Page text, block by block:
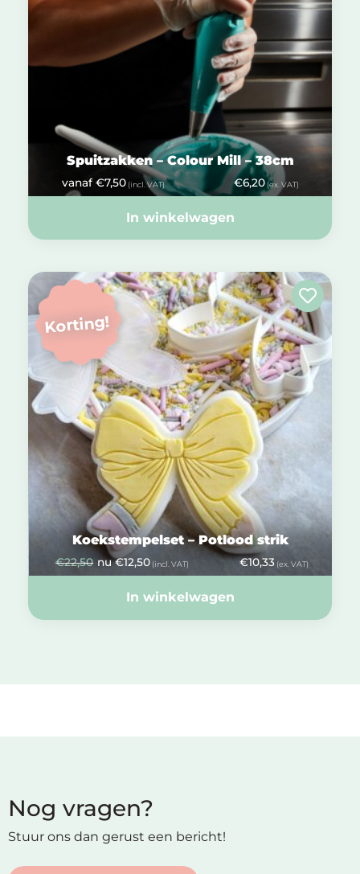
Spuitzakken – Colour Mill – 38cm
vanaf €7,50 (incl. VAT) €6,20 (ex. VAT)
In winkelwagen
Korting!
Koekstempelset – Potlood strik
€22,50 nu €12,50 (incl. VAT) €10,33(ex. VAT)
In winkelwagen
Nog vragen?
Stuur ons dan gerust een bericht!